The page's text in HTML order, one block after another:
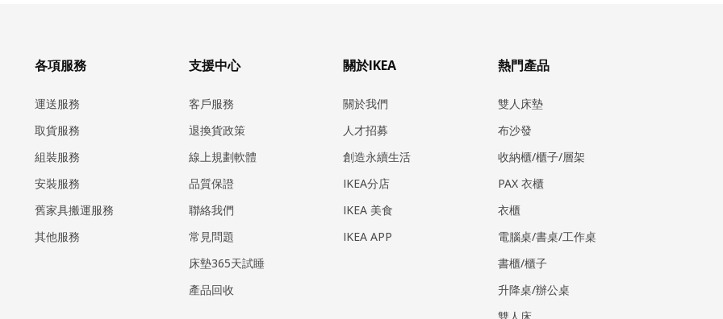
各項服務
運送服務
取貨服務
組裝服務
安裝服務
​舊家具搬運服務
其他服務
支援中心
客戶服務
退換貨政策
線上規劃軟體
品質保證
聯絡我們
常見問題
床墊365天試睡
產品回收
關於IKEA
關於我們
人才招募
創造永續生活
IKEA分店
IKEA 美食
IKEA APP
熱門產品
雙人床墊
布沙發
收納櫃/櫃子/層架
PAX 衣櫃
衣櫃
電腦桌/書桌/工作桌
書櫃/櫃子
升降桌/辦公桌
雙人床